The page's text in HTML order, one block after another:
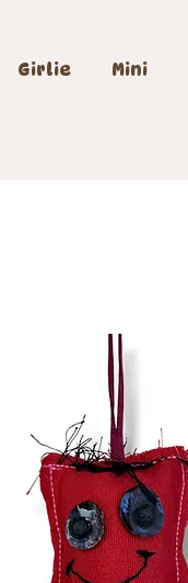
Girlie Mini